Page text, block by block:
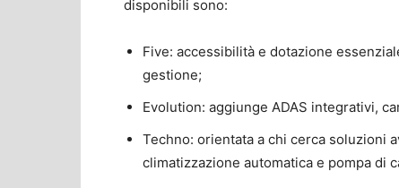
disponibili sono:
Five: accessibilità e dotazione
gestione;
Evolution: aggiunge ADAS integrativi,
Techno: orientata a chi cerca soluzioni
climatizzazione automatica e pompa di